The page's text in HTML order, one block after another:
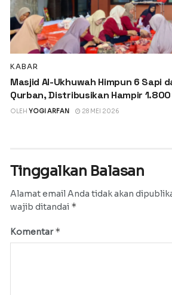
KABAR
Masjid Al-Ukhuwah Himpun 6 Sapi
Qurban, Distribusikan Hampir
OLEH YOGI ARFAN 28 MEI 2026
Tinggalkan Balasan
Alamat email Anda tidak akan
wajib ditandai *
Komentar*